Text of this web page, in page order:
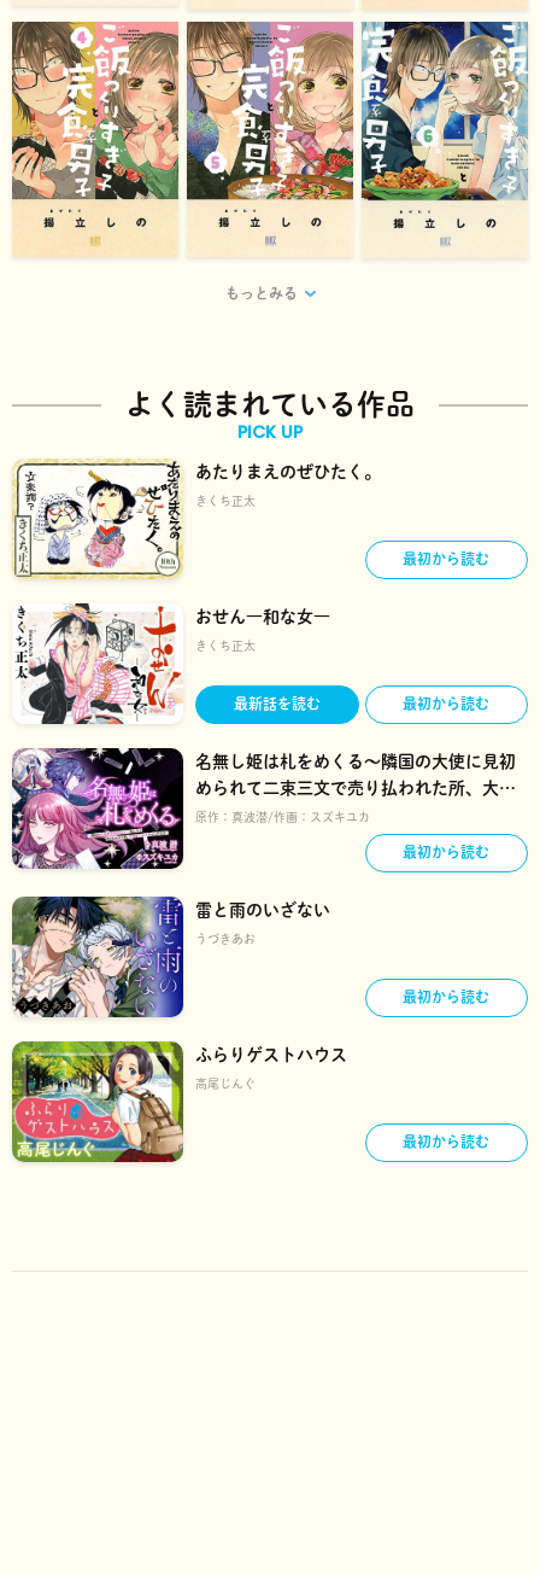
もっとみる
よく読まれている作品
PICK UP
あたりまえのぜひたく。
きくち正太
最初から読む
おせん―和な女―
きくち正太
最新話を読む 最初から読む
名無し姫は札をめくる〜隣国の大使に見初
められて二束三文で売り払われた所、大使
は王太子だったようです〜
原作： 真波潜 作画： スズキユカ
最初から読む
雷と雨のいざない
うづきあお
最初から読む
ふらりゲストハウス
高尾じんぐ
最初から読む